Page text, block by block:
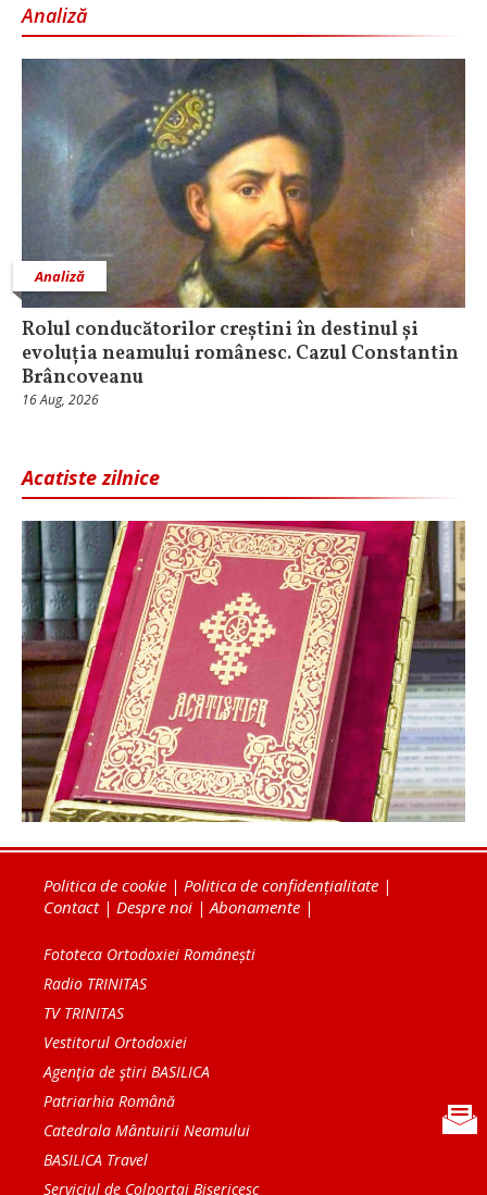
Analiză
Analiză
Rolul conducătorilor creștini în destinul și
evoluția neamului românesc. Cazul Constantin
Brâncoveanu
16 Aug, 2026
Acatiste zilnice
Politica de cookie | Politica de confidențialitate |
Contact| Despre noi |Abonamente |
Fototeca Ortodoxiei Românești
Radio TRINITAS
TV TRINITAS
Vestitorul Ortodoxiei
Agenţia de ştiri BASILICA
Patriarhia Română
Catedrala Mântuirii Neamului
BASILICA Travel
Serviciul de Colportaj Bisericesc